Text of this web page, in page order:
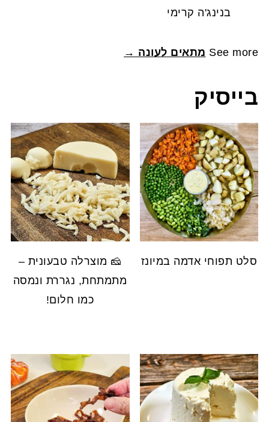
בנינג'ה קרימי
See more מתאים לעונה →
בייסיק
סלט תפוחי אדמה במיונז
🧀 מוצרלה טבעונית –
מתמתחת, נגררת ונמסה
כמו חלום!